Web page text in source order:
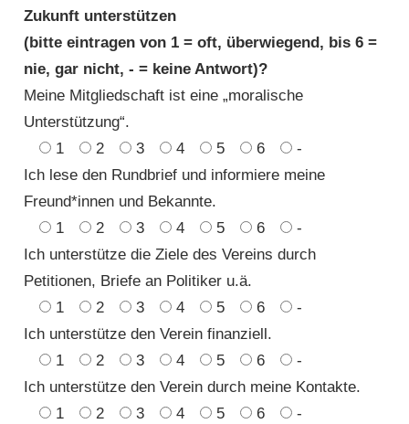
Zukunft unterstützen
(bitte eintragen von 1 = oft, überwiegend, bis 6 =
nie, gar nicht, - = keine Antwort)?
Meine Mitgliedschaft ist eine „moralische
Unterstützung“.
1
2 3 4 5 6
-
Ich lese den Rundbrief und informiere meine
Freund*innen und Bekannte.
1
2 3 4 5 6
-
Ich unterstütze die Ziele des Vereins durch
Petitionen, Briefe an Politiker u.ä.
1
2 3 4 5 6
-
Ich unterstütze den Verein finanziell.
1
2 3 4 5 6
-
Ich unterstütze den Verein durch meine Kontakte.
1
2 3 4 5 6
-